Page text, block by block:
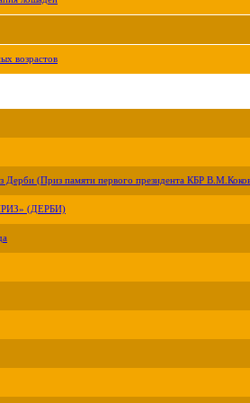
возрастов
Дерби (Приз памяти первого президента КБР
(ДЕРБИ)